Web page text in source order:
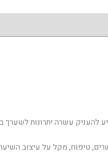
להעניק עשרה יתרונות לשערך
טיפוח, מקל על עיצוב